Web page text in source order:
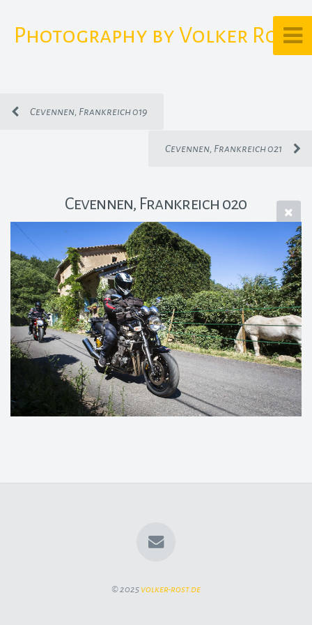
Photography by Volker Rost
Cevennen, Frankreich 019
Cevennen, Frankreich 021
Cevennen, Frankreich 020
© 2025 volker-rost.de